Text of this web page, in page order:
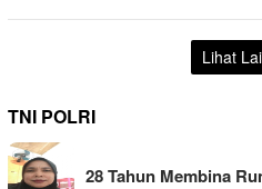
Lihat
TNI POLRI
28 Tahun Membina